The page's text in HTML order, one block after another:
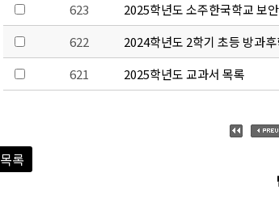
623
2025학년도 소주한국학교 보
622
2024학년도 2학기 초등 방과
621
2025학년도 교과서 목록
목록